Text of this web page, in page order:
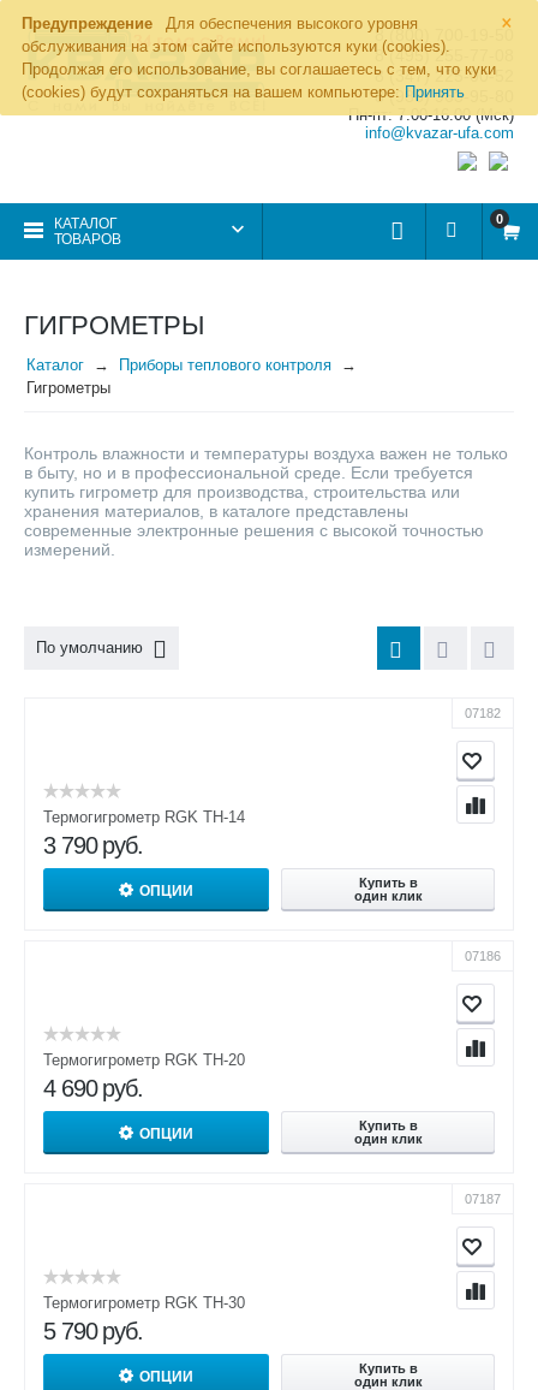
×
Предупреждение
Для обеспечения высокого уровня
обслуживания на этом сайте используются куки (cookies).
Продолжая его использование, вы соглашаетесь с тем, что куки
(cookies) будут сохраняться на вашем компьютере: Принять
8 (800) 700-19-50
8 (495) 255-77-08
8 (347) 225-00-52
8 (986) 963-95-80
Пн-пт: 7.00-16.00 (Мск)
info@kvazar-ufa.com
КАТАЛОГ
ТОВАРОВ
0
ГИГРОМЕТРЫ
Каталог
Приборы теплового контроля
Гигрометры
Контроль влажности и температуры воздуха важен не только
в быту, но и в профессиональной среде. Если требуется
купить гигрометр для производства, строительства или
хранения материалов, в каталоге представлены
современные электронные решения с высокой точностью
измерений.
По умолчанию
07182
Термогигрометр RGK TH-14
3 790 руб.
ОПЦИИ
Купить в
один клик
07186
Термогигрометр RGK TH-20
4 690 руб.
ОПЦИИ
Купить в
один клик
07187
Термогигрометр RGK TH-30
5 790 руб.
ОПЦИИ
Купить в
один клик